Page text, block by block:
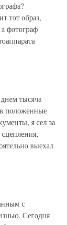
тот образ,
фотограф
тысяча
положенные
я сел за
выехал
с
Сегодня